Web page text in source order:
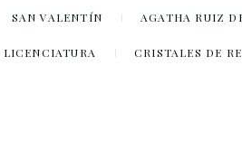
SAN VALENTÍN AGATHA RUIZ
CRISTALES DE